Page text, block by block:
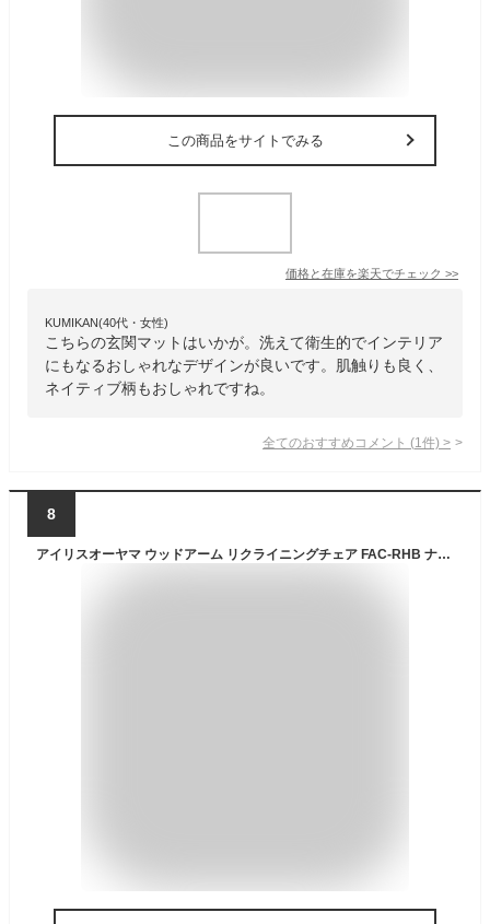
この商品をサイトでみる
価格と在庫を楽天でチェック >>
KUMIKAN(40代・女性)
こちらの玄関マットはいかが。洗えて衛生的でインテリア
にもなるおしゃれなデザインが良いです。肌触りも良く、
ネイティブ柄もおしゃれですね。
全てのおすすめコメント (1 件) >
8
アイリスオーヤマ ウッドアーム リクライニングチェア FAC-RHB ナチュラル